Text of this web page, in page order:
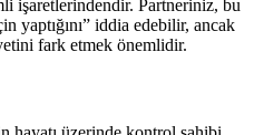
işaretlerindendir. Partneriniz, bu
yaptığını” iddia edebilir, ancak
fark etmek önemlidir.